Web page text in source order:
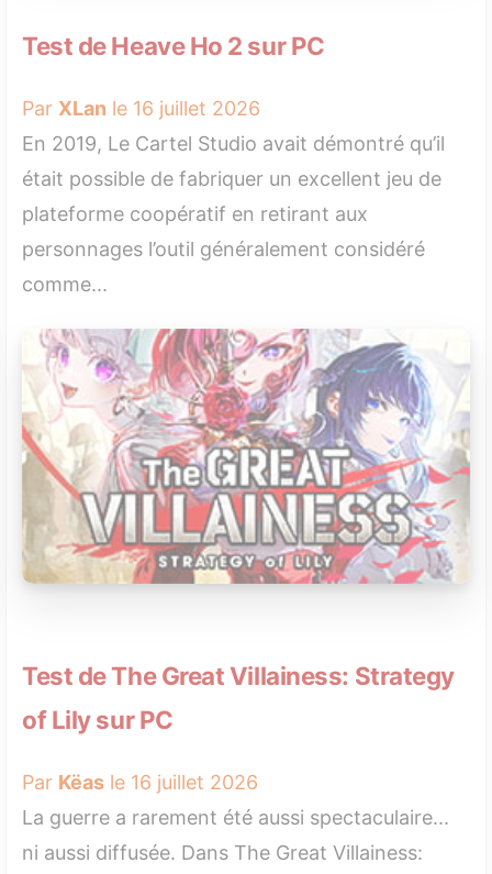
Test de Heave Ho 2 sur PC
Par XLan le 16 juillet 2026
En 2019, Le Cartel Studio avait démontré qu’il
était possible de fabriquer un excellent jeu de
plateforme coopératif en retirant aux
personnages l’outil généralement considéré
comme...
Test de The Great Villainess: Strategy
of Lily sur PC
Par Këas le 16 juillet 2026
La guerre a rarement été aussi spectaculaire...
ni aussi diffusée. Dans The Great Villainess: